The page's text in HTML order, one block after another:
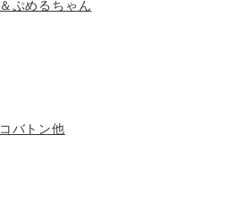
ぷめるちゃん
バトン他